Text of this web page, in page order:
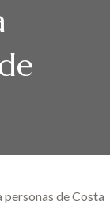
personas de Costa